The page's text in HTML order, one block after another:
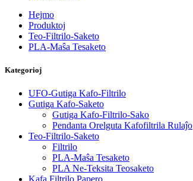
Hejmo
Produktoj
Teo-Filtrilo-Saketo
PLA-Maŝa Tesaketo
Kategorioj
UFO-Gutiga Kafo-Filtrilo
Gutiga Kafo-Saketo
Gutiga Kafo-Filtrilo-Sako
Pendanta Orelguta Kafofiltrila Rulaĵo
Teo-Filtrilo-Saketo
Filtrilo
PLA-Maŝa Tesaketo
PLA Ne-Teksita Teosaketo